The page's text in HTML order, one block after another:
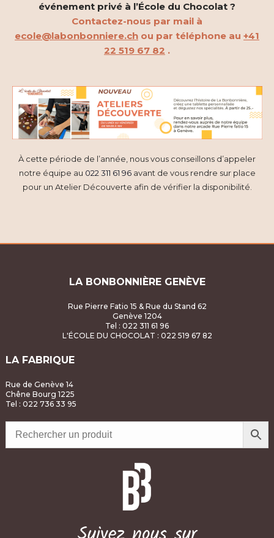
t
i
n
d
e
v
u
É
e
e
n
événement privé à l’École du Chocolat ?
Contactez-nous par mail à
ecole@labonbonniere.ch ou par téléphone au +41
22 519 67 82 .
À cette période de l’année, nous vous conseillons d’appeler
notre équipe au 022 311 61 96avant de vous rendre sur place
pour un Atelier Découverte afin de vérifier la disponibilité.
LA BONBONNIÈRE GENÈVE
Rue Pierre Fatio 15 & Rue du Stand 62
Genève 1204
Tel : 022 311 61 96
L'ÉCOLE DU CHOCOLAT : 022 519 67 82
LA FABRIQUE
Rue de Genève 14
Chêne Bourg 1225
Tel : 022 736 33 95